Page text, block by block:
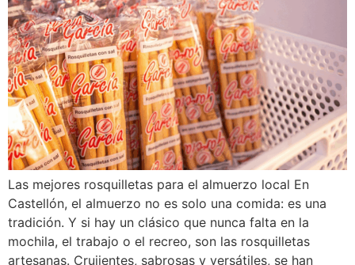
Las mejores rosquilletas para el almuerzo local En
Castellón, el almuerzo no es solo una comida: es una
tradición. Y si hay un clásico que nunca falta en la
mochila, el trabajo o el recreo, son las rosquilletas
artesanas. Crujientes, sabrosas y versátiles, se han